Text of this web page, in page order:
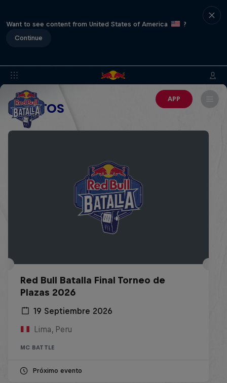
Want to see content from United States of America
?
Continue
APP
EVENTOS
Red Bull Batalla Final Torneo de
Plazas 2026
19 Septiembre 2026
Lima, Peru
MC BATTLE
Próximo evento